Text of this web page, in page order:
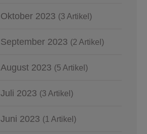
Oktober 2023 (3 Artikel)
September 2023 (2 Artikel)
August 2023 (5 Artikel)
Juli 2023 (3 Artikel)
Juni 2023 (1 Artikel)